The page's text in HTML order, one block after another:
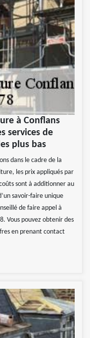
à Conflans
services de
plus bas
dans le cadre de la
les prix appliqués par
sont à additionner au
savoir-faire unique
de faire appel à
Vous pouvez obtenir des
en prenant contact